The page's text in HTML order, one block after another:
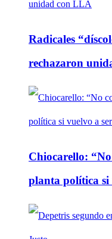
Radicales
rechazaron
Chiocarello:
planta política si